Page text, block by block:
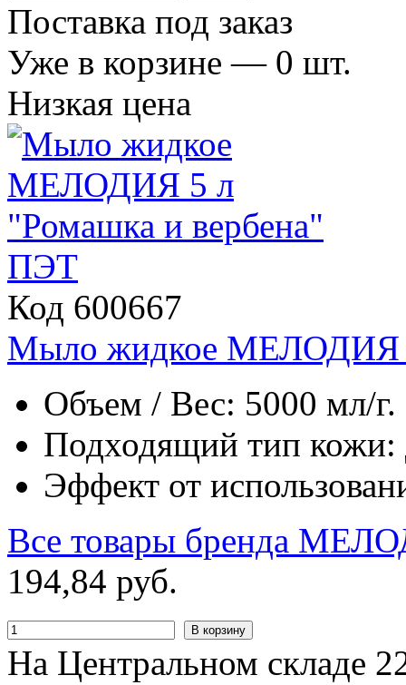
Поставка под заказ
Уже в корзине — 0 шт.
Низкая цена
Код 600667
Мыло жидкое МЕЛОДИЯ
Объем / Вес: 5000 мл/г.
Подходящий тип кожи:
Эффект от
Все товары бренда
194,84 руб.
В корзину
На Центральном складе